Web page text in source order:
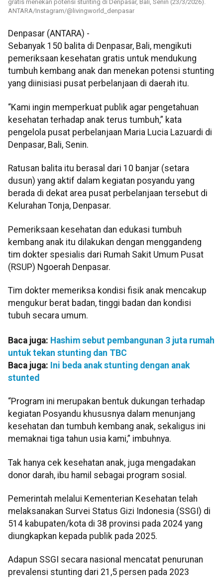
gratis menekan potensi stunting di Denpasar, Bali, Senin (23/3/2026).
ANTARA/Instagram/@livingworld_denpasar
Denpasar (ANTARA) -
Sebanyak 150 balita di Denpasar, Bali, mengikuti
pemeriksaan kesehatan gratis untuk mendukung
tumbuh kembang anak dan menekan potensi stunting
yang diinisiasi pusat perbelanjaan di daerah itu.
“Kami ingin memperkuat publik agar pengetahuan
kesehatan terhadap anak terus tumbuh,” kata
pengelola pusat perbelanjaan Maria Lucia Lazuardi di
Denpasar, Bali, Senin.
Ratusan balita itu berasal dari 10 banjar (setara
dusun) yang aktif dalam kegiatan posyandu yang
berada di dekat area pusat perbelanjaan tersebut di
Kelurahan Tonja, Denpasar.
Pemeriksaan kesehatan dan edukasi tumbuh
kembang anak itu dilakukan dengan menggandeng
tim dokter spesialis dari Rumah Sakit Umum Pusat
(RSUP) Ngoerah Denpasar.
Tim dokter memeriksa kondisi fisik anak mencakup
mengukur berat badan, tinggi badan dan kondisi
tubuh secara umum.
Baca juga: Hashim sebut pembangunan 3 juta rumah
untuk tekan stunting dan TBC
Baca juga: Ini beda anak stunting dengan anak
stunted
“Program ini merupakan bentuk dukungan terhadap
kegiatan Posyandu khususnya dalam menunjang
kesehatan dan tumbuh kembang anak, sekaligus ini
memaknai tiga tahun usia kami,” imbuhnya.
Tak hanya cek kesehatan anak, juga mengadakan
donor darah, ibu hamil sebagai program sosial.
Pemerintah melalui Kementerian Kesehatan telah
melaksanakan Survei Status Gizi Indonesia (SSGI) di
514 kabupaten/kota di 38 provinsi pada 2024 yang
diungkapkan kepada publik pada 2025.
Adapun SSGI secara nasional mencatat penurunan
prevalensi stunting dari 21,5 persen pada 2023